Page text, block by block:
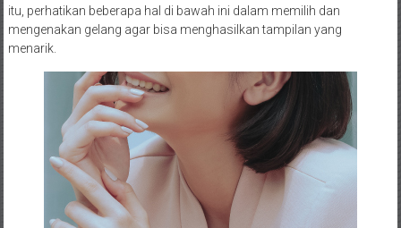
itu, perhatikan beberapa hal di bawah ini dalam memilih dan
mengenakan gelang agar bisa menghasilkan tampilan yang
menarik.